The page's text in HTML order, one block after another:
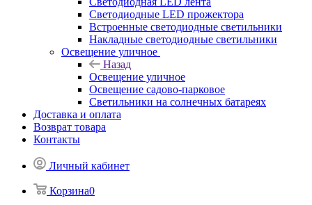
Светодиодные LED прожектора
Встроенные светодиодные светильники
Накладные светодиодные светильники
Освещение уличное
Назад
Освещение уличное
Освещение садово-парковое
Светильники на солнечных батареях
Доставка и оплата
Возврат товара
Контакты
Личный кабинет
Корзина0